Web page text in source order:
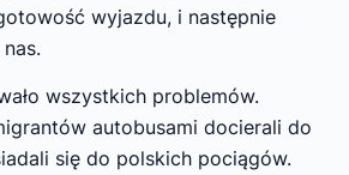
wyjazdu, i następnie
wszystkich problemów.
autobusami docierali do
się do polskich pociągów.